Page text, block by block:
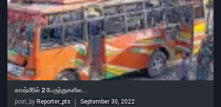
காஷ்மீரில் 2 பேருந்துகளில...
post_by Reporter_pts September 30, 2022